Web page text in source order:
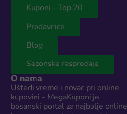
Kuponi - Top 20
Prodavnice
Blog
Sezonske rasprodaje
O nama
Uštedi vreme i novac pri online
kupovini - MegaKuponi je
bosanski portal za najbolje online